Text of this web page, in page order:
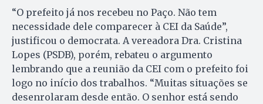
“O prefeito já nos recebeu no Paço. Não tem
necessidade dele comparecer à CEI da Saúde”,
justificou o democrata. A vereadora Dra. Cristina
Lopes (PSDB), porém, rebateu o argumento
lembrando que a reunião da CEI com o prefeito foi
logo no início dos trabalhos. “Muitas situações se
desenrolaram desde então. O senhor está sendo